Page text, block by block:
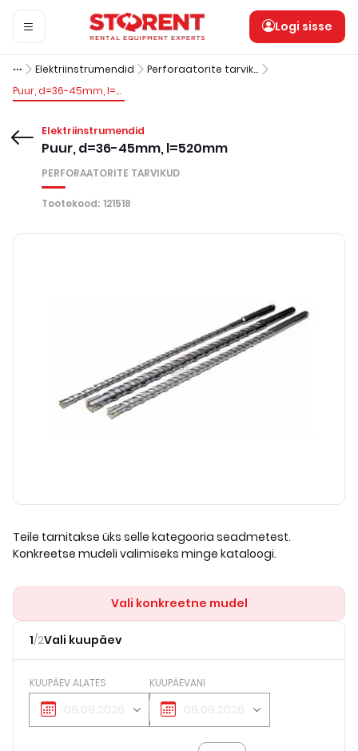
Logi sisse
Elektriinstrumendid
Perforaatorite tarvikud
Puur, d=36-45mm, l=520mm
Elektriinstrumendid
Puur, d=36-45mm, l=520mm
PERFORAATORITE TARVIKUD
Tootekood: 121518
Teile tarnitakse üks selle kategooria seadmetest.
Konkreetse mudeli valimiseks minge kataloogi.
Vali konkreetne mudel
1/2Vali kuupäev
KUUPÄEV ALATES KUUPÄEVANI